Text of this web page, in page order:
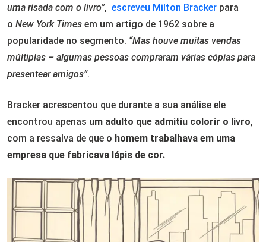
uma risada com o livro”, escreveu Milton Bracker para
o New York Times em um artigo de 1962 sobre a
popularidade no segmento. “Mas houve muitas vendas
múltiplas – algumas pessoas compraram várias cópias para
presentear amigos”.
Bracker acrescentou que durante a sua análise ele
encontrou apenas um adulto que admitiu colorir o livro,
com a ressalva de que o homem trabalhava em uma
empresa que fabricava lápis de cor.